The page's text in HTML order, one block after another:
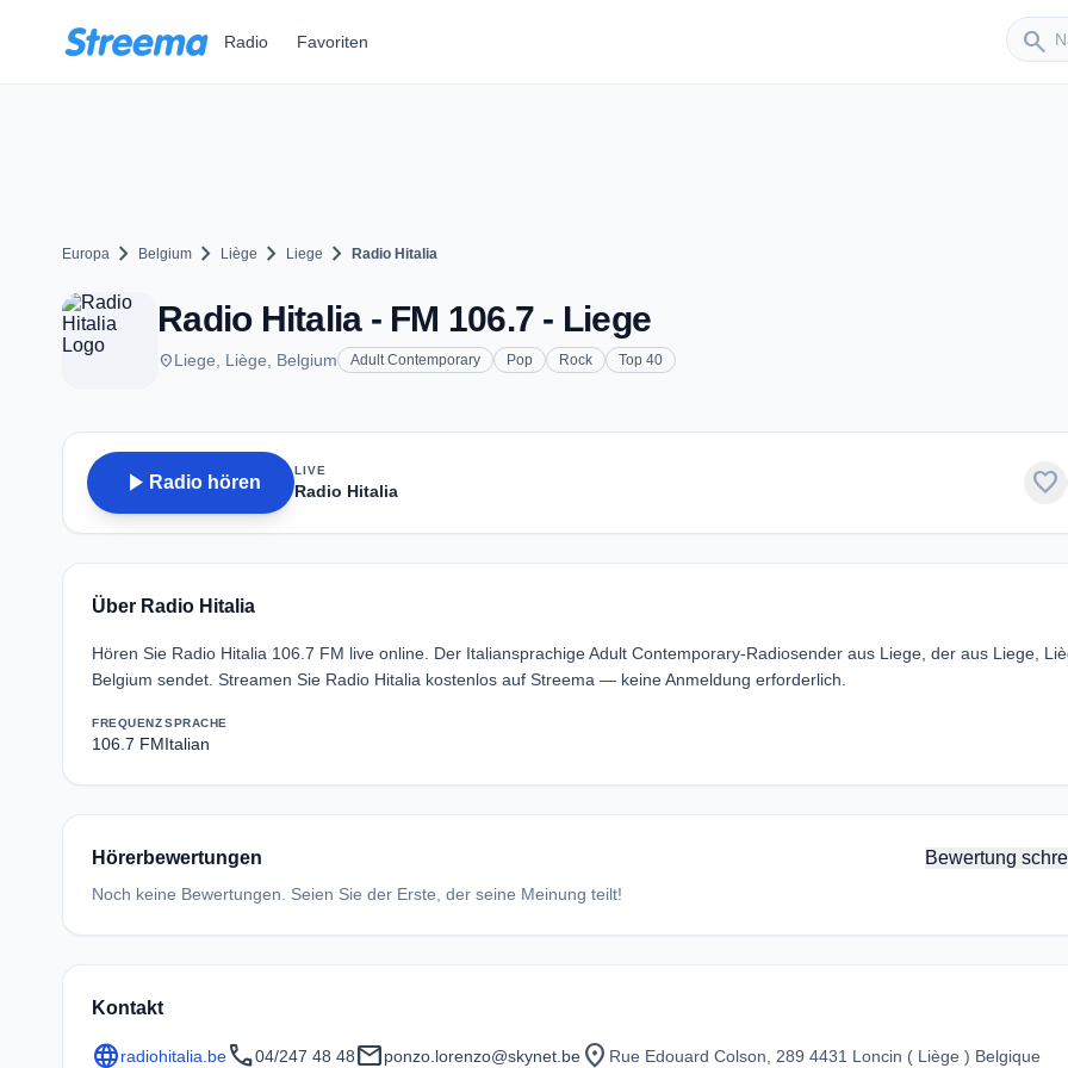
Radio Favoriten search
Sender
Europa chevron_right Belgium chevron_right Liège chevron_right Liege chevron_right Radio Hitalia
Radio Hitalia - FM 106.7 - Liege
placeLiege, Liège, Belgium Adult Contemporary Pop Rock Top 40
play_arrow Radio hören
LIVE
Radio Hitalia favorite
Über Radio Hitalia
Hören Sie Radio Hitalia 106.7 FM live online. Der Italiansprachige Adult Contemporary-Radiosender aus Liege, der aus Liege,
Belgium sendet. Streamen Sie Radio Hitalia kostenlos auf Streema — keine Anmeldung erforderlich.
FREQUENZ
106.7 FM
SPRACHE
Italian
Hörerbewertungen Bewertung
Noch keine Bewertungen. Seien Sie der Erste, der seine Meinung teilt!
Kontakt
languageradiohitalia.becall04/247 48 48mailponzo.lorenzo@skynet.be location_on Rue Edouard Colson, 289 4431 Loncin ( Liège ) Belgique